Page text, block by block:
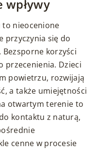
to nieocenione
przyczynia się do
korzyści
przecenienia. Dzieci
powietrzu, rozwijają
a także umiejętności
otwartym terenie to
kontaktu z naturą,
cenne w procesie